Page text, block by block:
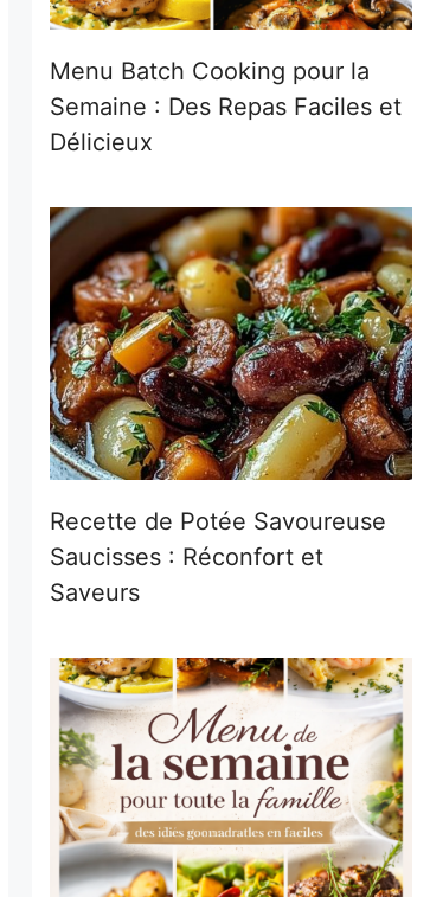
Menu Batch Cooking pour la
Semaine : Des Repas Faciles et
Délicieux
Recette de Potée Savoureuse
Saucisses : Réconfort et
Saveurs